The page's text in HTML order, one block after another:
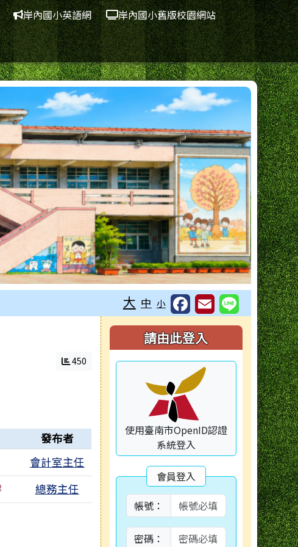
岸內國小英語網 岸內國小舊版校園網站
大 中 小
450
發布者
會計室主任
有2個附檔總務主任
右邊區域內容
請由此登入
使用臺南市OpenID認證
系統登入
會員登入
帳號：
密碼：